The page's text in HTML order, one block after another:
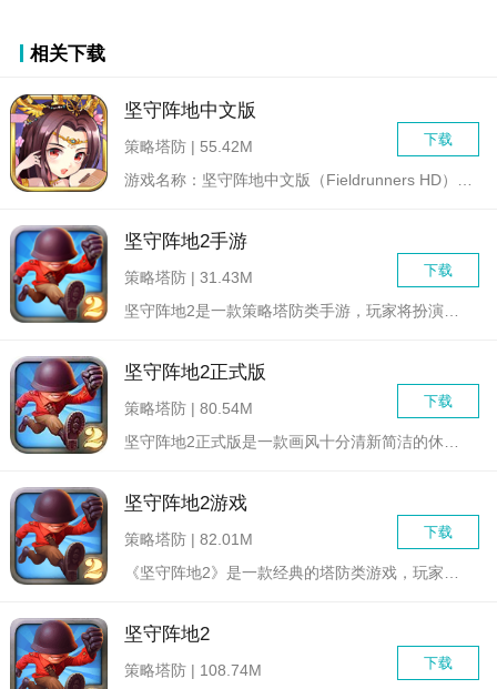
相关下载
坚守阵地中文版
下载
策略塔防 | 55.42M
坚守阵地2手游
下载
策略塔防 | 31.43M
坚守阵地2正式版
下载
策略塔防 | 80.54M
坚守阵地2游戏
下载
策略塔防 | 82.01M
坚守阵地2
下载
策略塔防 | 108.74M